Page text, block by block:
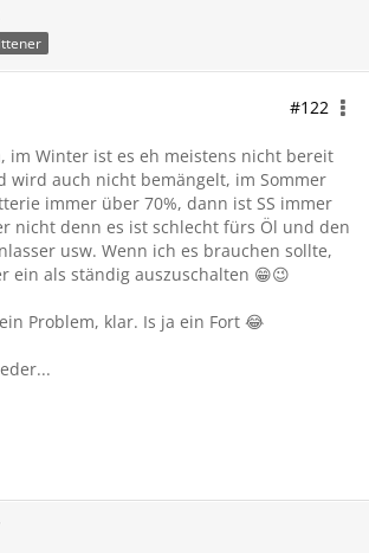
#122
im Winter ist es eh meistens nicht bereit
wird auch nicht bemängelt, im Sommer
immer über 70%, dann ist SS immer
nicht denn es ist schlecht fürs Öl und den
usw. Wenn ich es brauchen sollte,
ein als ständig auszuschalten 😁😉
Problem, klar. Is ja ein Fort 😂